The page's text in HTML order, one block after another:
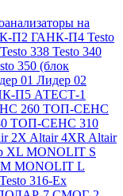
на
П2 ГАНК-П4 Testo
Testo 338 Testo 340
350 (блок
01 Лидер 02
П5 АТЕСТ-1
260 ТОП-СЕНС
ТОП-СЕНС 310
2X Altair 4XR Altair
XL MONOLIT S
MONOLIT L
Testo 316-Ex